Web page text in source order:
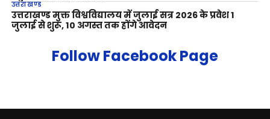
उत्तराखण्ड
उत्तराखण्ड मुक्त विश्वविद्यालय में जुलाई सत्र 2026 के प्रवेश 1
जुलाई से शुरू, 10 अगस्त तक होंगे आवेदन
Follow Facebook Page